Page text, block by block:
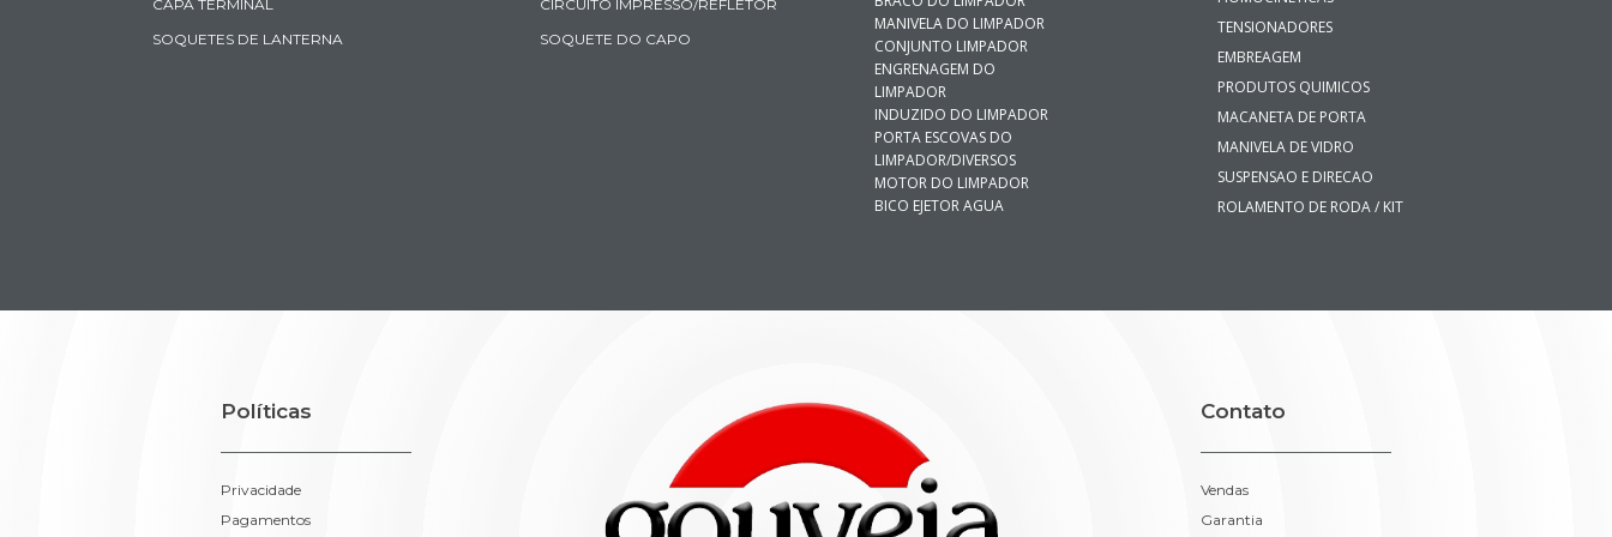
CAPA TERMINAL
SOQUETES DE LANTERNA
CIRCUITO IMPRESSO/REFLETOR
SOQUETE DO CAPO
MANIVELA DO LIMPADOR
CONJUNTO LIMPADOR
ENGRENAGEM DO
LIMPADOR
INDUZIDO DO LIMPADOR
PORTA ESCOVAS DO
LIMPADOR/DIVERSOS
MOTOR DO LIMPADOR
BICO EJETOR AGUA
TENSIONADORES
EMBREAGEM
PRODUTOS QUIMICOS
MACANETA DE PORTA
MANIVELA DE VIDRO
SUSPENSAO E DIRECAO
ROLAMENTO DE RODA / KIT
Políticas
Privacidade
Pagamentos
Contato
Vendas
Garantia